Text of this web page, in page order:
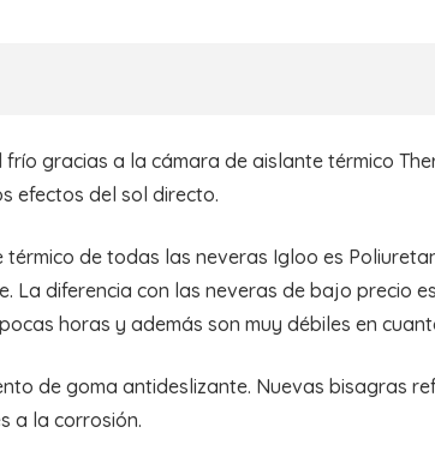
gracias a la cámara de aislante térmico
efectos del sol directo.
de todas las neveras Igloo es
La diferencia con las neveras de bajo precio
horas y además son muy débiles en
de goma antideslizante. Nuevas bisagras
a la corrosión.